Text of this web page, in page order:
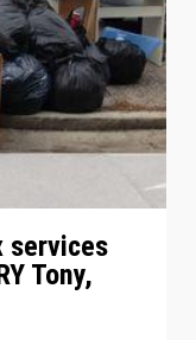
services
Tony,